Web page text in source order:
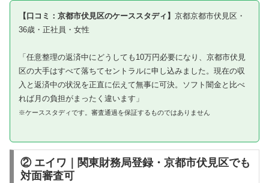
【口コミ：京都市伏見区のケーススタディ】 京都京都市伏見区・
36歳・正社員・女性
「任意整理の返済中にどうしても10万円必要になり、京都市伏見
区の大手はすべて落ちてセントラルに申し込みました。現在の収
入と返済中の状況を正直に伝えて無事に可決。ソフト闇金と比べ
れば月の負担がまったく違います」
※ケーススタディです。審査通過を保証するものではありません
② エイワ｜関東財務局登録・京都市伏見区でも
対面審査可